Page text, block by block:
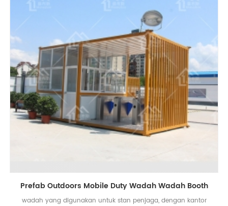
Prefab Outdoors Mobile Duty Wadah Wadah Booth
wadah yang digunakan untuk stan penjaga, dengan kantor